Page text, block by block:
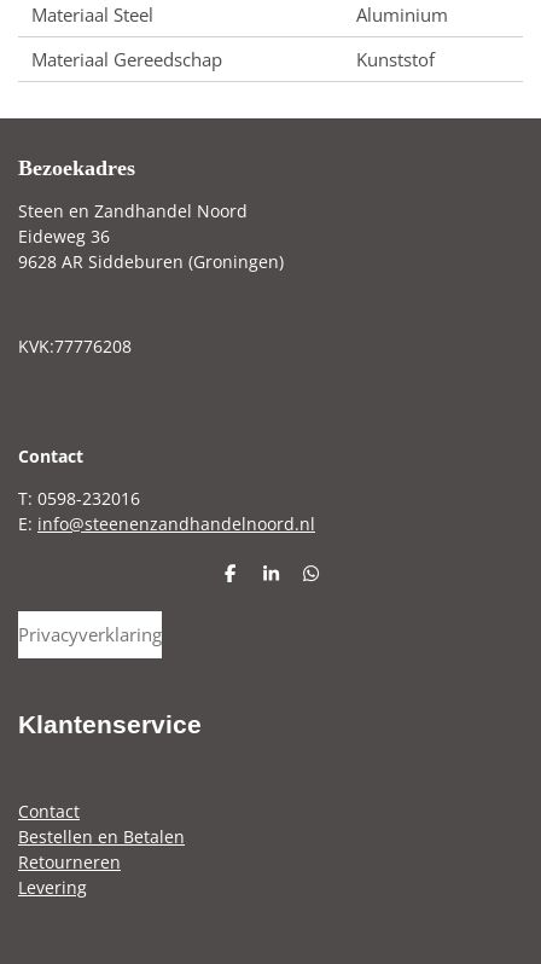
Materiaal Steel
Aluminium
Materiaal Gereedschap
Kunststof
Bezoekadres
Steen en Zandhandel Noord
Eideweg 36
9628 AR Siddeburen (Groningen)
KVK:77776208
Contact
T: 0598-232016
E: info@steenenzandhandelnoord.nl
D
S
D
Privacyverklaring
Klantenservice
Contact
Bestellen en Betalen
Retourneren
Levering